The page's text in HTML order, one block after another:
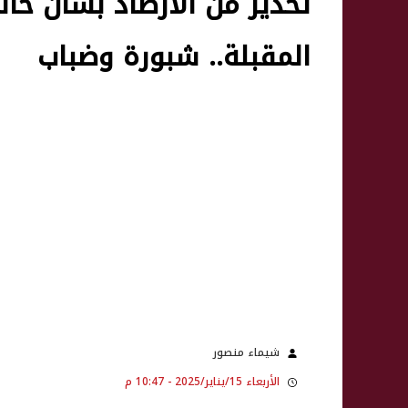
المقبلة.. شبورة وضباب
شيماء منصور
الأربعاء 15/يناير/2025 - 10:47 م